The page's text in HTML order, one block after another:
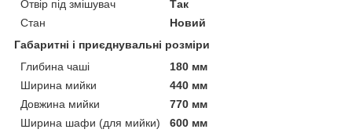
Отвір під змішувач
Так
Стан
Новий
Габаритні і приєднувальні розміри
Глибина чаші
180 мм
Ширина мийки
440 мм
Довжина мийки
770 мм
Ширина шафи (для мийки)
600 мм